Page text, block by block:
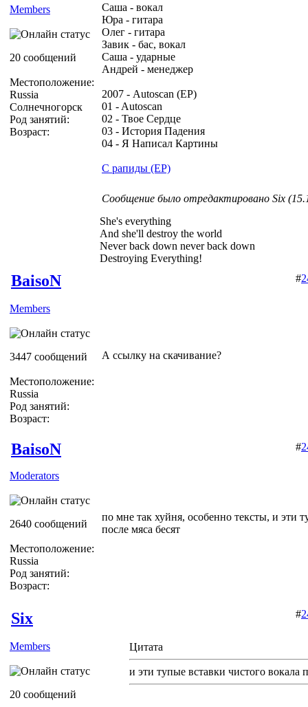
Members
20 сообщений
Местоположение:
Russia
Солнечногорск
Род занятий:
Возраст:
Саша - вокал
Юра - гитара
Олег - гитара
Завик - бас, вокал
Саша - ударные
Андрей - менеджер
2007 - Autoscan (EP)
01 - Autoscan
02 - Твое Сердце
03 - История Падения
04 - Я Написал Картины
С рапиды (EP)
Сообщение было отредактировано Six
She's everything
And she'll destroy the world
Never back down never back down
Destroying Everything!
BaisoN
Members
3447 сообщений
Местоположение:
Russia
Род занятий:
Возраст:
#
А ссылку на скачивание?
BaisoN
Moderators
2640 сообщений
Местоположение:
Russia
Род занятий:
Возраст:
#
по мне так хуйня, особенно тексты, и эти
после мяса бесят
Six
Members
20 сообщений
#
Цитата
и эти тупые вставки чистого вокала